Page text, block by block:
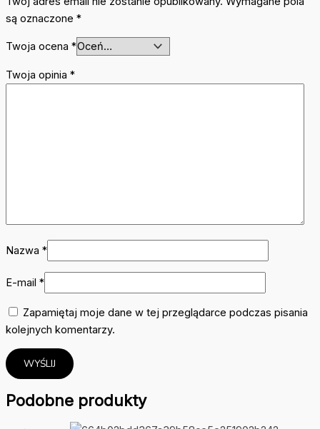
są oznaczone *
Twoja ocena *
Twoja opinia *
Nazwa *
E-mail *
Zapamiętaj moje dane w tej przeglądarce podczas pisania
kolejnych komentarzy.
Podobne produkty